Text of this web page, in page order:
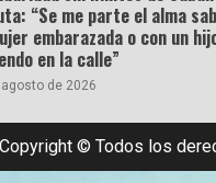
“Se me parte el alma
embarazada o con un
en la calle”
de 2026
Copyright © Todos los